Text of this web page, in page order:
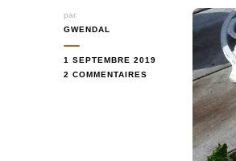
par
GWENDAL
1 SEPTEMBRE 2019
2 COMMENTAIRES